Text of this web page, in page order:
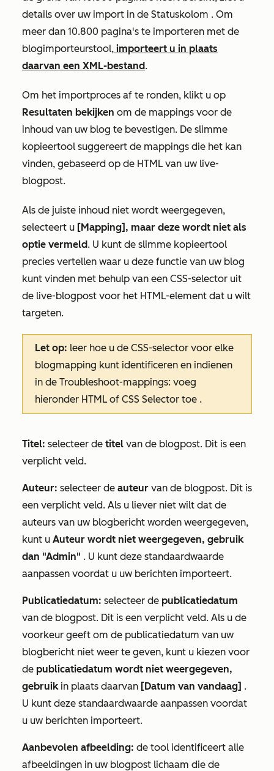
details over uw import in de Statuskolom . Om
meer dan 10.800 pagina's te importeren met de
blogimporteurstool, importeert u in plaats
daarvan een XML-bestand.
Om het importproces af te ronden, klikt u op
Resultaten bekijken om de mappings voor de
inhoud van uw blog te bevestigen. De slimme
kopieertool suggereert de mappings die het kan
vinden, gebaseerd op de HTML van uw live-
blogpost.
Als de juiste inhoud niet wordt weergegeven,
selecteert u [Mapping], maar deze wordt niet als
optie vermeld. U kunt de slimme kopieertool
precies vertellen waar u deze functie van uw blog
kunt vinden met behulp van een CSS-selector uit
de live-blogpost voor het HTML-element dat u wilt
targeten.
Let op: leer hoe u de CSS-selector voor elke
blogmapping kunt identificeren en indienen
in de Troubleshoot-mappings: voeg
hieronder HTML of CSS Selector toe .
Titel: selecteer de titel van de blogpost. Dit is een
verplicht veld.
Auteur: selecteer de auteur van de blogpost. Dit is
een verplicht veld. Als u liever niet wilt dat de
auteurs van uw blogbericht worden weergegeven,
kunt u Auteur wordt niet weergegeven, gebruik
dan "Admin" . U kunt deze standaardwaarde
aanpassen voordat u uw berichten importeert.
Publicatiedatum: selecteer de publicatiedatum
van de blogpost. Dit is een verplicht veld. Als u de
voorkeur geeft om de publicatiedatum van uw
blogbericht niet weer te geven, kunt u kiezen voor
de publicatiedatum wordt niet weergegeven,
gebruik in plaats daarvan [Datum van vandaag] .
U kunt deze standaardwaarde aanpassen voordat
u uw berichten importeert.
Aanbevolen afbeelding: de tool identificeert alle
afbeeldingen in uw blogpost lichaam die de